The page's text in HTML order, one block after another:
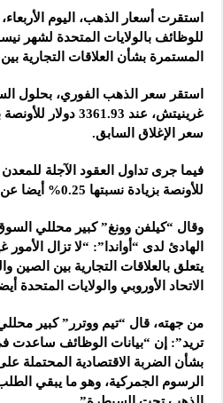
استقرت أسعار الذهب، اليوم
للوظائف بالولايات المتحدة لشهر
المستمرة بشأن العلاقات التجارية
سعر الإغلاق السابق.
للأونصة بزيادة نسبتها 0.25% أيضا عن سعر التسوية السابق.
وقال “كيلفن وونغ” كبير محللي
الهادئ لدى “أواندا”: “لا تزال
يتعلق بالعلاقات التجارية بين الصين
الاتحاد الأوروبي والولايات المتحدة
من جهته، قال “تيم ووترر” كبير
تريد”: إن “بيانات الوظائف ساعدت
بشأن الضربة الاقتصادية المحتملة
الرسوم الجمركية، وهو ما يبقي